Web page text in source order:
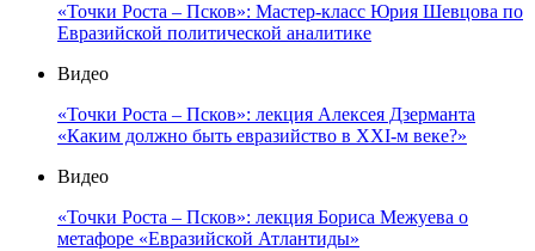
«Точки Роста – Псков»: Мастер-класс Юрия Шевцова по
Евразийской политической аналитике
Видео
«Точки Роста – Псков»: лекция Алексея Дзерманта
«Каким должно быть евразийство в XXI-м веке?»
Видео
«Точки Роста – Псков»: лекция Бориса Межуева о
метафоре «Евразийской Атлантиды»